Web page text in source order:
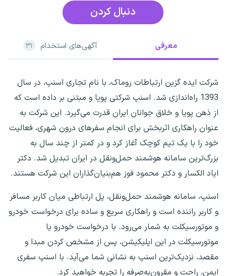
دنبال کردن
معرفی آگهی‌های استخدام ۳۱
شرکت ایده گزین ارتباطات روماک، با نام تجاری اسنپ، در سال
1393 راه‌اندازی شد. اسنپ شرکتی پویا و مبتنی بر داده است که
از ذهن پویا و خلاق جوانان ایران قدرت می‌گیرد. این شرکت به
عنوان راهکاری اثربخش برای انجام سفرهای درون شهری، فعالیت
خود را با یک تیم کوچک آغاز کرد و در کمتر از چند سال به
بزرگ‌ترین سامانه هوشمند حمل‌ونقل در ایران تبدیل شد. دکتر
ایاد الکسار و دکتر محمود فوز هم‌بنیان‌گذاران این شرکت هستند.
اسنپ، سامانه هوشمند حمل‌ونقل، پل ارتباطی میان کاربر مسافر
و کاربر راننده است و راهکاری سریع و ساده برای درخواست خودرو
و موتورسیکلت به شمار می‌رود. با درخواست خودرو یا
موتورسیکلت در این اپلیکیشن، پس از مشخص کردن مبدا و
مقصد، نزدیک‌ترین اسنپ به نشانی شما می‌آید. با اسنپ سفری
ایمن، راحت و مقرون‌به‌صرفه را تجربه خواهید کرد.